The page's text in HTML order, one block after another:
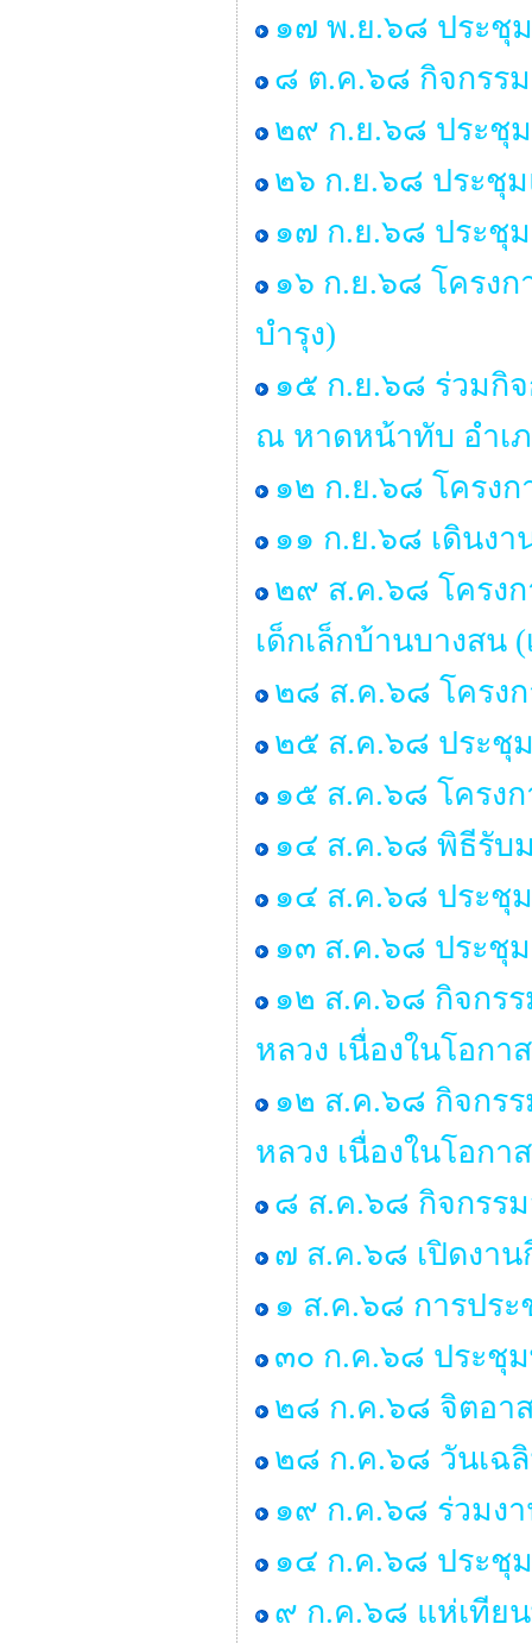
๑๗ พ.ย.๖๘ ประชุ
๘ ต.ค.๖๘ กิจกรร
๒๙ ก.ย.๖๘ ประชุ
๒๖ ก.ย.๖๘ ประชุ
๑๗ ก.ย.๖๘ ประชุ
๑๖ ก.ย.๖๘ โครง
บำรุง)
๑๕ ก.ย.๖๘ ร่วมกิ
ณ หาดหน้าทับ อำเ
๑๒ ก.ย.๖๘ โครงก
๑๑ ก.ย.๖๘ เดินงา
๒๙ ส.ค.๖๘ โครงก
เด็กเล็กบ้านบางสน
๒๘ ส.ค.๖๘ โครง
๒๕ ส.ค.๖๘ ประชุ
๑๕ ส.ค.๖๘ โครง
๑๔ ส.ค.๖๘ พิธีรับ
๑๔ ส.ค.๖๘ ประชุ
๑๓ ส.ค.๖๘ ประชุ
๑๒ ส.ค.๖๘ กิจกรร
หลวง เนื่องในโอก
๑๒ ส.ค.๖๘ กิจกรร
หลวง เนื่องในโอก
๘ ส.ค.๖๘ กิจกรร
๗ ส.ค.๖๘ เปิดงาน
๑ ส.ค.๖๘ การปร
๓๐ ก.ค.๖๘ ประชุ
๒๘ ก.ค.๖๘ จิตอา
๒๘ ก.ค.๖๘ วันเฉลิ
๑๙ ก.ค.๖๘ ร่วมง
๑๔ ก.ค.๖๘ ประชุ
๙ ก.ค.๖๘ แห่เทีย